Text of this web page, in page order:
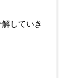
していき